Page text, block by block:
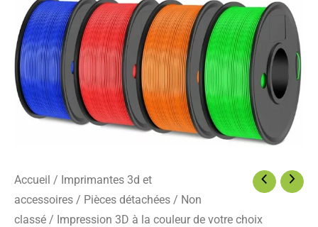
Accueil / Imprimantes 3d et
accessoires / Pièces détachées / Non
classé / Impression 3D à la couleur de votre choix
votre
choix